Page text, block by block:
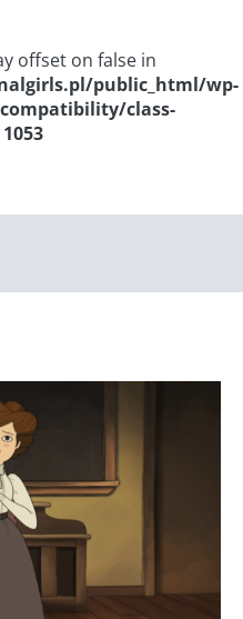
offset on false in
public_html/wp-
class-
1053